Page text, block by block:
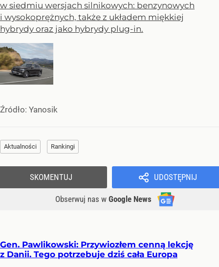
w siedmiu wersjach silnikowych: benzynowych
i wysokoprężnych, także z układem miękkiej
hybrydy oraz jako hybrydy plug-in.
Źródło: Yanosik
Aktualności Rankingi
UDOSTĘPNIJ
Obserwuj nas w Google News
SKOMENTUJ
Gen. Pawlikowski: Przywiozłem cenną lekcję
z Danii. Tego potrzebuje dziś cała Europa